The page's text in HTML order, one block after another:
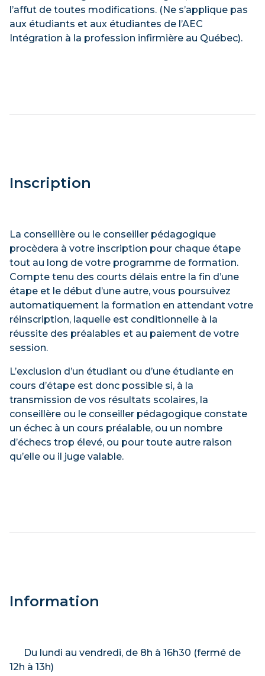
l’affut de toutes modifications. (Ne s’applique pas
aux étudiants et aux étudiantes de l’AEC
Intégration à la profession infirmière au Québec).
Inscription
La conseillère ou le conseiller pédagogique
procèdera à votre inscription pour chaque étape
tout au long de votre programme de formation.
Compte tenu des courts délais entre la fin d’une
étape et le début d’une autre, vous poursuivez
automatiquement la formation en attendant votre
réinscription, laquelle est conditionnelle à la
réussite des préalables et au paiement de votre
session.
L’exclusion d’un étudiant ou d’une étudiante en
cours d’étape est donc possible si, à la
transmission de vos résultats scolaires, la
conseillère ou le conseiller pédagogique constate
un échec à un cours préalable, ou un nombre
d’échecs trop élevé, ou pour toute autre raison
qu’elle ou il juge valable.
Information
Du lundi au vendredi, de 8h à 16h30 (fermé de
12h à 13h)